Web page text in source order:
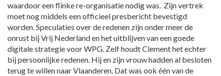
waardoor een flinke re-organisatie nodig was. Zijn vertrek
moet nog middels een officieel presbericht bevestigd
worden. Speculaties over de redenen zijn onder meer de
onrust bij Vrij Nederland en het uitblijven van een goede
digitale strategie voor WPG. Zelf houdt Clement het echter
bij persoonlijke redenen. Hij en zijn vrouw hadden al besloten
terug te willen naar Vlaanderen. Dat was ook één van de